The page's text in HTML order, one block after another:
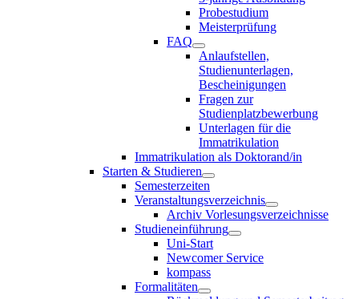
Probestudium
Meisterprüfung
FAQ
Anlaufstellen,
Studienunterlagen,
Bescheinigungen
Fragen zur
Studienplatzbewerbung
Unterlagen für die
Immatrikulation
Immatrikulation als Doktorand/in
Starten & Studieren
Semesterzeiten
Veranstaltungsverzeichnis
Archiv Vorlesungsverzeichnisse
Studieneinführung
Uni-Start
Newcomer Service
kompass
Formalitäten